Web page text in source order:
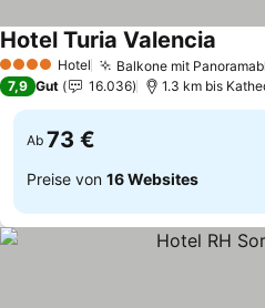
4 Sterne Hotel Balkone mit
Hotel Turia Valencia
7,9 Gut 16.036 1.3 km bis
Ab 73 €
Preise von 16 Websites